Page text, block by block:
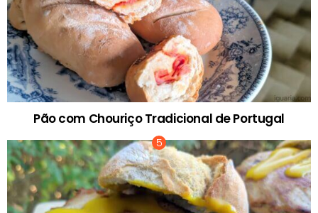
Pão com Chouriço Tradicional de Portugal